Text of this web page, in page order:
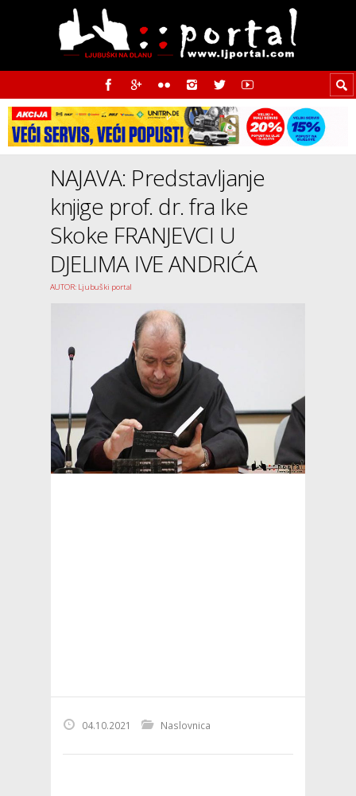
NAJAVA: Predstavljanje
knjige prof. dr. fra Ike
Skoke FRANJEVCI U
DJELIMA IVE ANDRIĆA
AUTOR: Ljubuški portal
04.10.2021 Naslovnica